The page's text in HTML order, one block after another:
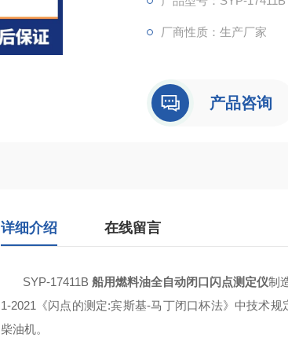
厂商性质：生产厂家
产品咨询
详细介绍 在线留言
SYP-17411B 船用燃料油全自动闭口闪点测定仪制
1-2021《闪点的测定:宾斯基-马丁闭口杯法》 中技术规
柴油机。